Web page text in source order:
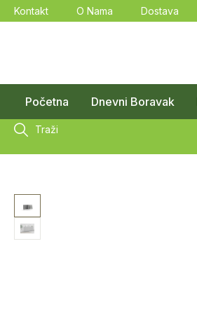
Kontakt O Nama Dostava
Početna Dnevni Boravak
Traži